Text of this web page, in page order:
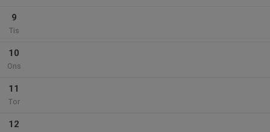
9
Tis
10
Ons
11
Tor
12